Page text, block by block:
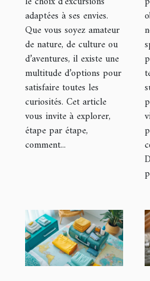
Maurice ?
adaptées à ses envies.
Que vous soyez amateur
de nature, de culture ou
d’aventures, il existe une
multitude d’options pour
satisfaire toutes les
curiosités. Cet article
vous invite à explorer,
étape par étape,
comment...